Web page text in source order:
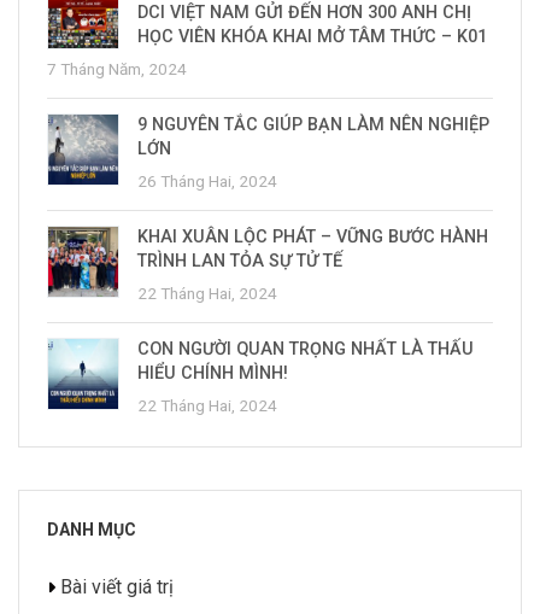
DCI VIỆT NAM GỬI ĐẾN HƠN 300 ANH CHỊ
HỌC VIÊN KHÓA KHAI MỞ TÂM THỨC – K01
7 Tháng Năm, 2024
9 NGUYÊN TẮC GIÚP BẠN LÀM NÊN NGHIỆP
LỚN
26 Tháng Hai, 2024
KHAI XUÂN LỘC PHÁT – VỮNG BƯỚC HÀNH
TRÌNH LAN TỎA SỰ TỬ TẾ
22 Tháng Hai, 2024
CON NGƯỜI QUAN TRỌNG NHẤT LÀ THẤU
HIỂU CHÍNH MÌNH!
22 Tháng Hai, 2024
DANH MỤC
Bài viết giá trị